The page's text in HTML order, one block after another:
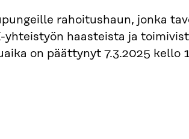
rahoitushaun, jonka
yhteistyön haasteista ja
on päättynyt 7.3.2025 kello